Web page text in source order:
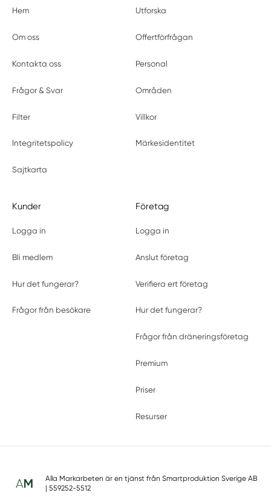
Hem Utforska
Om oss Offertförfrågan
Kontakta oss Personal
Frågor & Svar Områden
Filter Villkor
Integritetspolicy Märkesidentitet
Sajtkarta
Kunder
Logga in
Bli medlem
Hur det fungerar?
Frågor från besökare
Företag
Logga in
Anslut företag
Verifiera ert företag
Hur det fungerar?
Frågor från dräneringsföretag
Premium
Priser
Resurser
Alla Markarbeten är en tjänst från Smartproduktion Sverige AB
| 559252-5512